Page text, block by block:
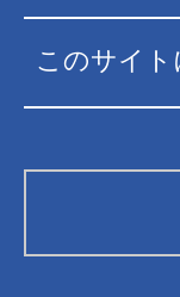
このサイト